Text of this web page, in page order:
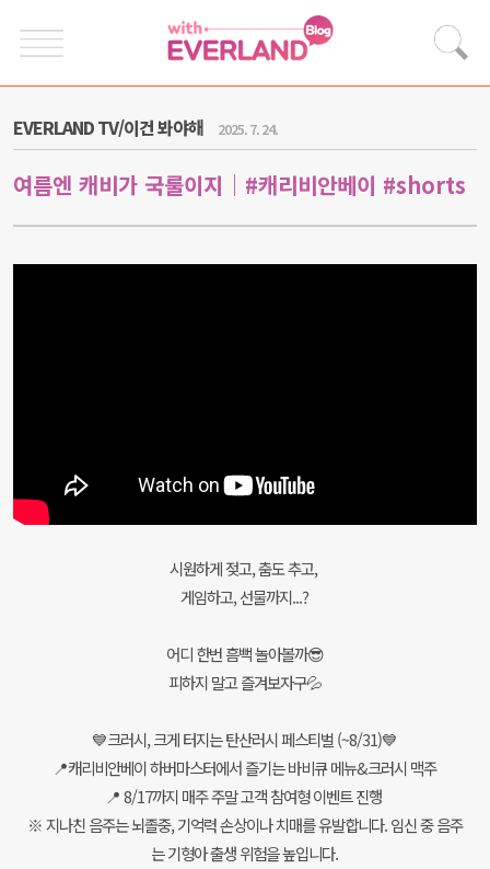
EVERLAND TV/이건 봐야해 2025. 7. 24.
여름엔 캐비가 국룰이지｜#캐리비안베이 #shorts
시원하게 젖고, 춤도 추고,
게임하고, 선물까지...?
어디 한번 흠뻑 놀아볼까😎
피하지 말고 즐겨보자구💦
💙크러시, 크게 터지는 탄산러시 페스티벌 (~8/31)💙
📍캐리비안베이 하버마스터에서 즐기는 바비큐 메뉴&크러시 맥주
📍 8/17까지 매주 주말 고객 참여형 이벤트 진행
※ 지나친 음주는 뇌졸중, 기억력 손상이나 치매를 유발합니다. 임신 중 음주
는 기형아 출생 위험을 높입니다.